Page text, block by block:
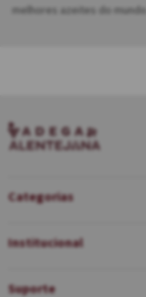
melhores azeites do mundo.
Categorias
Institucional
Suporte